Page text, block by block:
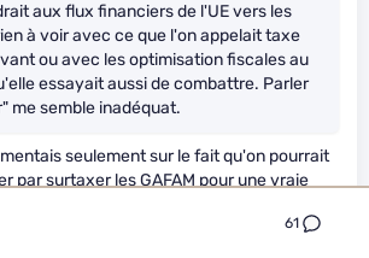
61
aux flux financiers de l'UE vers les
à voir avec ce que l'on appelait taxe
ou avec les optimisation fiscales au
essayait aussi de combattre. Parler
me semble inadéquat.
seulement sur le fait qu'on pourrait
par surtaxer les GAFAM pour une vraie
notre marché intérieur, avant d'envisager
mesure de rétorsion sur nos